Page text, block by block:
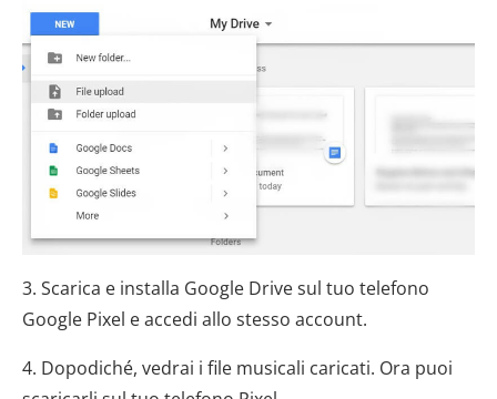
3. Scarica e installa Google Drive sul tuo telefono
Google Pixel e accedi allo stesso account.
4. Dopodiché, vedrai i file musicali caricati. Ora puoi